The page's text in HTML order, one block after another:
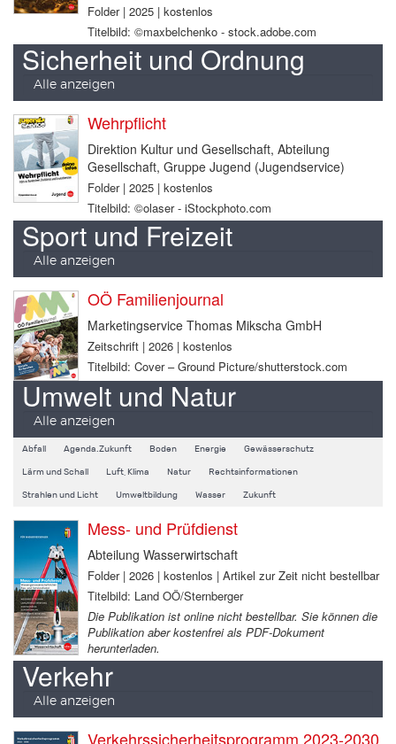
Folder | 2025 | kostenlos
Titelbild: ©maxbelchenko - stock.adobe.com
Sicherheit und Ordnung
Alle anzeigen
Wehrpflicht
Direktion Kultur und Gesellschaft, Abteilung
Gesellschaft, Gruppe Jugend (Jugendservice)
Folder | 2025 | kostenlos
Titelbild: ©olaser - iStockphoto.com
Sport und Freizeit
Alle anzeigen
OÖ Familienjournal
Marketingservice Thomas Mikscha GmbH
Zeitschrift | 2026 | kostenlos
Titelbild: Cover – Ground Picture/shutterstock.com
Umwelt und Natur
Alle anzeigen
Abfall Agenda.Zukunft Boden Energie Gewässerschutz
Lärm und Schall Luft, Klima Natur Rechtsinformationen
Strahlen und Licht Umweltbildung Wasser Zukunft
Mess- und Prüfdienst
Abteilung Wasserwirtschaft
Folder | 2026 | kostenlos | Artikel zur Zeit nicht bestellbar
Titelbild: Land OÖ/Sternberger
Die Publikation ist online nicht bestellbar. Sie können die
Publikation aber kostenfrei als PDF-Dokument
herunterladen.
Verkehr
Alle anzeigen
Verkehrssicherheitsprogramm 2023-2030